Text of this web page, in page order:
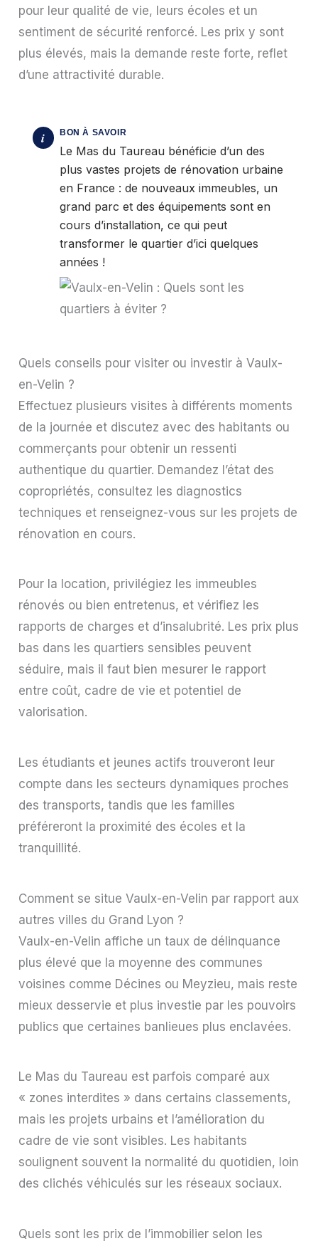
pour leur qualité de vie, leurs écoles et un
sentiment de sécurité renforcé. Les prix y sont
plus élevés, mais la demande reste forte, reflet
d’une attractivité durable.
Le Mas du Taureau bénéficie d’un des
plus vastes projets de rénovation urbaine
en France : de nouveaux immeubles, un
grand parc et des équipements sont en
cours d’installation, ce qui peut
transformer le quartier d’ici quelques
années !
Quels conseils pour visiter ou investir à Vaulx-
en-Velin ?
Effectuez plusieurs visites à différents moments
de la journée et discutez avec des habitants ou
commerçants pour obtenir un ressenti
authentique du quartier. Demandez l’état des
copropriétés, consultez les diagnostics
techniques et renseignez-vous sur les projets de
rénovation en cours.
Pour la location, privilégiez les immeubles
rénovés ou bien entretenus, et vérifiez les
rapports de charges et d’insalubrité. Les prix plus
bas dans les quartiers sensibles peuvent
séduire, mais il faut bien mesurer le rapport
entre coût, cadre de vie et potentiel de
valorisation.
Les étudiants et jeunes actifs trouveront leur
compte dans les secteurs dynamiques proches
des transports, tandis que les familles
préféreront la proximité des écoles et la
tranquillité.
Comment se situe Vaulx-en-Velin par rapport aux
autres villes du Grand Lyon ?
Vaulx-en-Velin affiche un taux de délinquance
plus élevé que la moyenne des communes
voisines comme Décines ou Meyzieu, mais reste
mieux desservie et plus investie par les pouvoirs
publics que certaines banlieues plus enclavées.
Le Mas du Taureau est parfois comparé aux
« zones interdites » dans certains classements,
mais les projets urbains et l’amélioration du
cadre de vie sont visibles. Les habitants
soulignent souvent la normalité du quotidien, loin
des clichés véhiculés sur les réseaux sociaux.
Quels sont les prix de l’immobilier selon les